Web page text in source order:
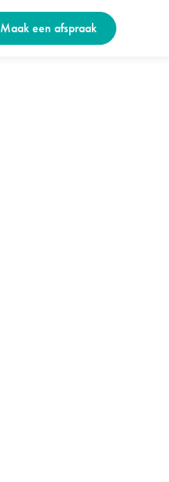
Maak een afspraak